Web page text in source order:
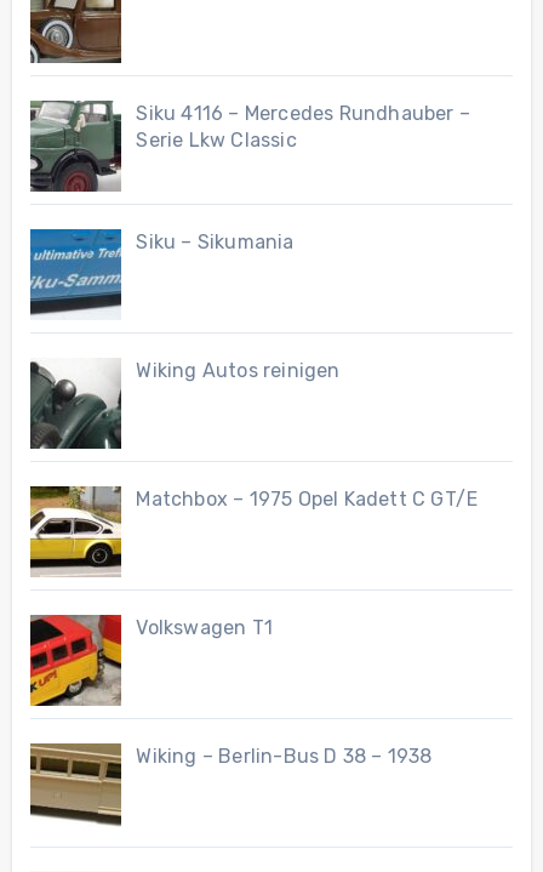
Siku 4116 – Mercedes Rundhauber –
Serie Lkw Classic
Siku – Sikumania
Wiking Autos reinigen
Matchbox – 1975 Opel Kadett C GT/E
Volkswagen T1
Wiking – Berlin-Bus D 38 – 1938